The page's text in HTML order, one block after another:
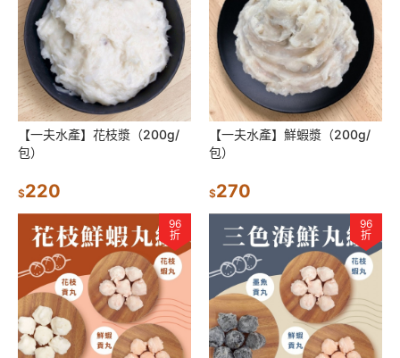
【一夫水產】花枝漿（200g/
包）
$220
【一夫水產】鮮蝦漿（200g/
包）
$270
96
折
96
折